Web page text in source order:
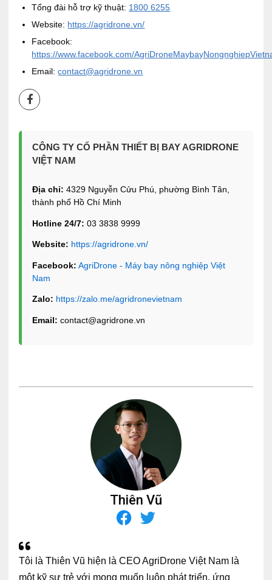
Tổng đài hỗ trợ kỹ thuật: 1800 6255
Website: https://agridrone.vn/
Facebook:
https://www.facebook.com/
Email:contact@agridrone.vn
CÔNG TY CỔ PHẦN THIẾT BỊ BAY AGRIDRONE
VIỆT NAM
Địa chỉ: 4329 Nguyễn Cửu Phú, phường Bình Tân,
thành phố Hồ Chí Minh
Hotline 24/7: 03 3838 9999
Website: https://agridrone.vn/
Facebook: AgriDrone - Máy bay nông nghiệp Việt
Nam
Zalo: https://zalo.me/agridronevietnam
Email: contact@agridrone.vn
Thiên Vũ
Tôi là Thiên Vũ hiện là CEO AgriDrone Việt Nam là
một kỹ sư trẻ với mong muốn luôn phát triển, ứng